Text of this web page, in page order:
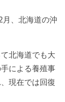
、北海道の沖
北海道でも大
による養殖事
現在では回復